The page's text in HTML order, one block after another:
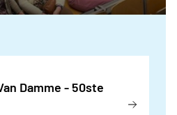
Damme - 50ste